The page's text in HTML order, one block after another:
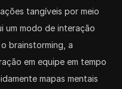
tangíveis por meio
um modo de interação
brainstorming, a
em equipe em tempo
mapas mentais